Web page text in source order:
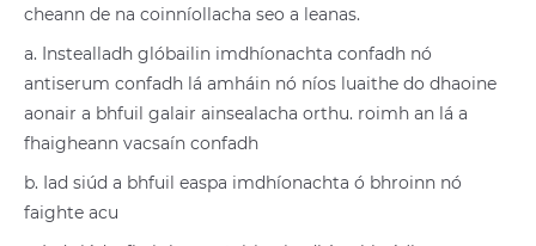
cheann de na coinníollacha seo a leanas.
a. Instealladh glóbailin imdhíonachta confadh nó
antiserum confadh lá amháin nó níos luaithe do dhaoine
aonair a bhfuil galair ainsealacha orthu. roimh an lá a
fhaigheann vacsaín confadh
b. Iad siúd a bhfuil easpa imdhíonachta ó bhroinn nó
faighte acu